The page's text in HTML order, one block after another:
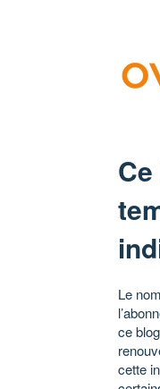
Le
ce
cette